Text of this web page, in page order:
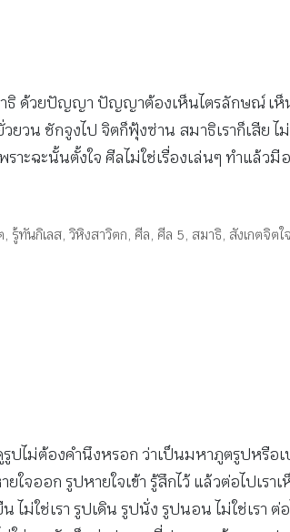
ด้วยปัญญา ปัญญาต้องเห็นไตรลักษณ์ เห็น
ยั่วยวน ชักจูงไป จิตก็ฟุ้งซ่าน สมาธิเราก็
าะฉะนั้นตั้งใจ ศีลไม่ใช่เรื่องเล่นๆ ทำแล้
, รู้ทันกิเลส,วิหิงสาวิตก, ศีล, ศีล 5, สมาธิ, สังเกตจิตใจ
ปไม่ต้องคำนึงหรอก ว่าเป็นมหาภูตรูปหรื
จออก รูปหายใจเข้า รู้สึกไว้ แล้วต่อไปเรา
ไม่ใช่เรา รูปเดิน รูปนั่ง รูปนอน ไม่ใช่เร